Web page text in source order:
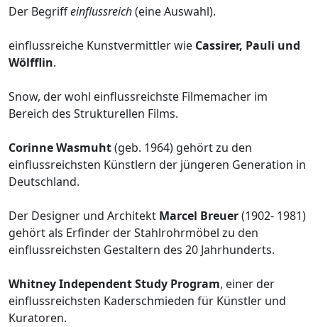
Der Begriffeinflussreich(eine Auswahl).
einflussreiche Kunstvermittler wie Cassirer, Pauli und
Wölfflin.
Snow, der wohl einflussreichste Filmemacher im
Bereich des Strukturellen Films.
Corinne Wasmuht(geb. 1964) gehört zu den
einflussreichsten Künstlern der jüngeren Generation in
Deutschland.
Der Designer und Architekt Marcel Breuer(1902- 1981)
gehört als Erfinder der Stahlrohrmöbel zu den
einflussreichsten Gestaltern des 20 Jahrhunderts.
Whitney Independent Study Program, einer der
einflussreichsten Kaderschmieden für Künstler und
Kuratoren.